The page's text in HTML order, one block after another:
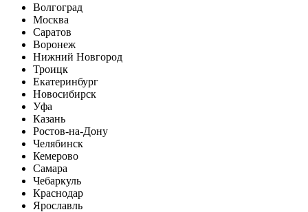
Волгоград
Москва
Саратов
Воронеж
Нижний Новгород
Троицк
Екатеринбург
Новосибирск
Уфа
Казань
Ростов-на-Дону
Челябинск
Кемерово
Самара
Чебаркуль
Краснодар
Ярославль